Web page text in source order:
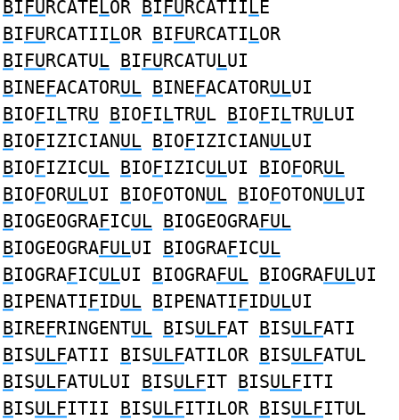
BIFURCATELOR BIFURCATIILE
BIFURCATIILOR BIFURCATILOR
BIFURCATUL BIFURCATULUI
BINEFACATORUL BINEFACATORULUI
BIOFILTRU BIOFILTRUL BIOFILTRULUI
BIOFIZICIANUL BIOFIZICIANULUI
BIOFIZICUL BIOFIZICULUI BIOFORUL
BIOFORULUI BIOFOTONUL BIOFOTONULUI
BIOGEOGRAFICUL BIOGEOGRAFUL
BIOGEOGRAFULUI BIOGRAFICUL
BIOGRAFICULUI BIOGRAFUL BIOGRAFULUI
BIPENATIFIDUL BIPENATIFIDULUI
BIREFRINGENTUL BISULFAT BISULFATI
BISULFATII BISULFATILOR BISULFATUL
BISULFATULUI BISULFIT BISULFITI
BISULFITII BISULFITILOR BISULFITUL